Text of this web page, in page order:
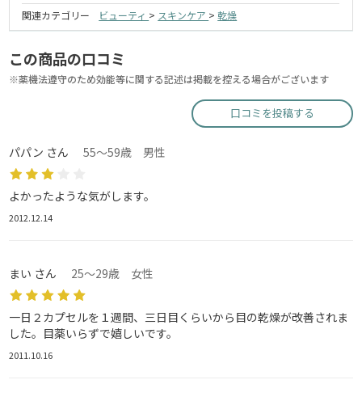
関連カテゴリー
ビューティ > スキンケア >乾燥
この商品の口コミ
※薬機法遵守のため効能等に関する記述は掲載を控える場合がございます
口コミを投稿する
パパン さん 55～59歳 男性
よかったような気がします。
2012.12.14
まい さん 25～29歳 女性
一日２カプセルを１週間、三日目くらいから目の乾燥が改善されま
した。目薬いらずで嬉しいです。
2011.10.16